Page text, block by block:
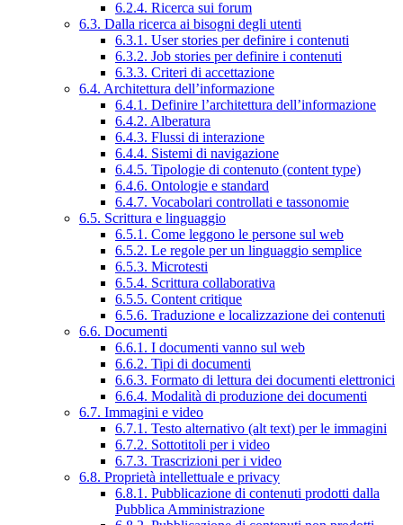
6.2.4. Ricerca sui forum
6.3. Dalla ricerca ai bisogni degli utenti
6.3.1. User stories per definire i contenuti
6.3.2. Job stories per definire i contenuti
6.3.3. Criteri di accettazione
6.4. Architettura dell’informazione
6.4.1. Definire l’architettura dell’informazione
6.4.2. Alberatura
6.4.3. Flussi di interazione
6.4.4. Sistemi di navigazione
6.4.5. Tipologie di contenuto (content type)
6.4.6. Ontologie e standard
6.4.7. Vocabolari controllati e tassonomie
6.5. Scrittura e linguaggio
6.5.1. Come leggono le persone sul web
6.5.2. Le regole per un linguaggio semplice
6.5.3. Microtesti
6.5.4. Scrittura collaborativa
6.5.5. Content critique
6.5.6. Traduzione e localizzazione dei contenuti
6.6. Documenti
6.6.1. I documenti vanno sul web
6.6.2. Tipi di documenti
6.6.3. Formato di lettura dei documenti elettronici
6.6.4. Modalità di produzione dei documenti
6.7. Immagini e video
6.7.1. Testo alternativo (alt text) per le immagini
6.7.2. Sottotitoli per i video
6.7.3. Trascrizioni per i video
6.8. Proprietà intellettuale e privacy
6.8.1. Pubblicazione di contenuti prodotti dalla
Pubblica Amministrazione